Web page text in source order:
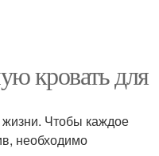
кровать для
Чтобы каждое
необходимо